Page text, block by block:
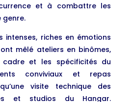
et à combattre les
genre.
intenses, riches en émotions
mêlé ateliers en binômes,
et les spécificités du
conviviaux et repas
visite technique des
et studios du Hangar.